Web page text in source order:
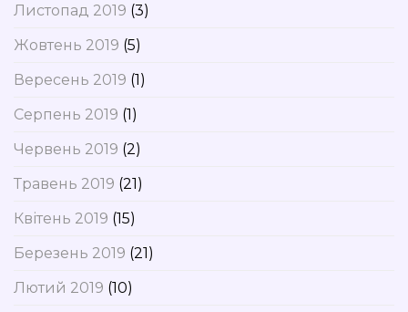
Листопад 2019 (3)
Жовтень 2019 (5)
Вересень 2019 (1)
Серпень 2019 (1)
Червень 2019 (2)
Травень 2019 (21)
Квітень 2019 (15)
Березень 2019 (21)
Лютий 2019 (10)